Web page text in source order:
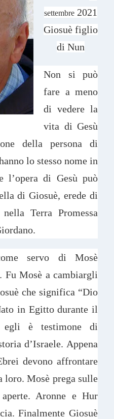
settembre 2021
Giosuè figlio
di Nun
Non si può
fare a meno
di vedere la
vita di Gesù
della persona di
lo stesso nome in
l’opera di Gesù può
di Giosuè, erede di
Terra Promessa
servo di Mosè
Fu Mosè a cambiargli
che significa “Dio
in Egitto durante il
egli è testimone di
d’Israele. Appena
devono affrontare
loro. Mosè prega sulle
Aronne e Hur
Finalmente Giosuè